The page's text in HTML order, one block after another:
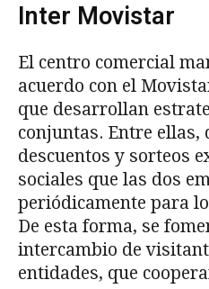
Inter Movistar
El centro comercial
acuerdo con el
que desarrollan
conjuntas. Entre ellas,
descuentos y sorteos
sociales que las dos
periódicamente para
De esta forma, se
intercambio de
entidades, que